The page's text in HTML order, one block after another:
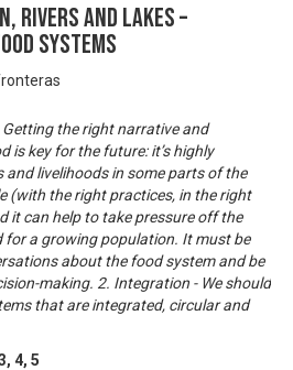
rivers and lakes –
systems
the right narrative and
is key for the future: it’s highly
livelihoods in some parts of the
(with the right practices, in the right
it can help to take pressure off the
for a growing population. It must be
about the food system and be
making. 2. Integration - We should
that are integrated, circular and
, 4, 5